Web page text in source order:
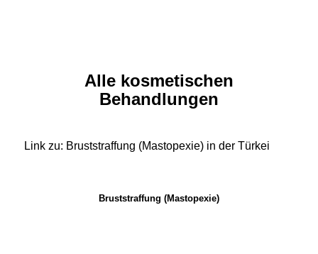
Alle kosmetischen
Behandlungen
Link zu: Bruststraffung (Mastopexie) in der Türkei
Bruststraffung (Mastopexie)